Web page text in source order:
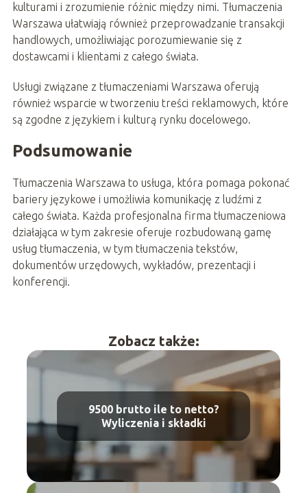
kulturami i zrozumienie różnic między nimi. Tłumaczenia
Warszawa ułatwiają również przeprowadzanie transakcji
handlowych, umożliwiając porozumiewanie się z
dostawcami i klientami z całego świata.
Usługi związane z tłumaczeniami Warszawa oferują
również wsparcie w tworzeniu treści reklamowych, które
są zgodne z językiem i kulturą rynku docelowego.
Podsumowanie
Tłumaczenia Warszawa to usługa, która pomaga pokonać
bariery językowe i umożliwia komunikację z ludźmi z
całego świata. Każda profesjonalna firma tłumaczeniowa
działająca w tym zakresie oferuje rozbudowaną gamę
usług tłumaczenia, w tym tłumaczenia tekstów,
dokumentów urzędowych, wykładów, prezentacji i
konferencji.
Zobacz także:
9500 brutto ile to netto?
Wyliczenia i składki